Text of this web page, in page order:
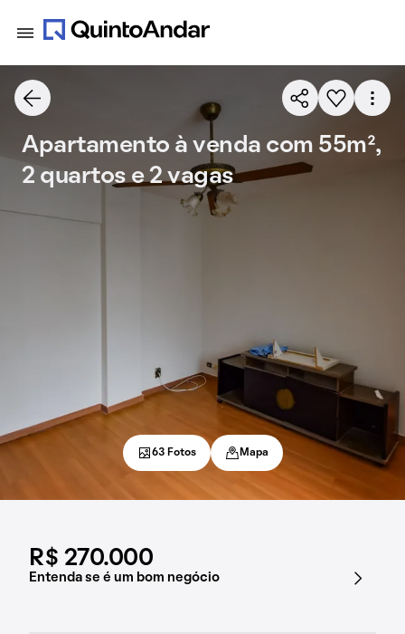
R$ 270.000
Entenda se é um bom negócio
Apartamento à venda com 55m²,
2 quartos e 2 vagas
63 Fotos Mapa